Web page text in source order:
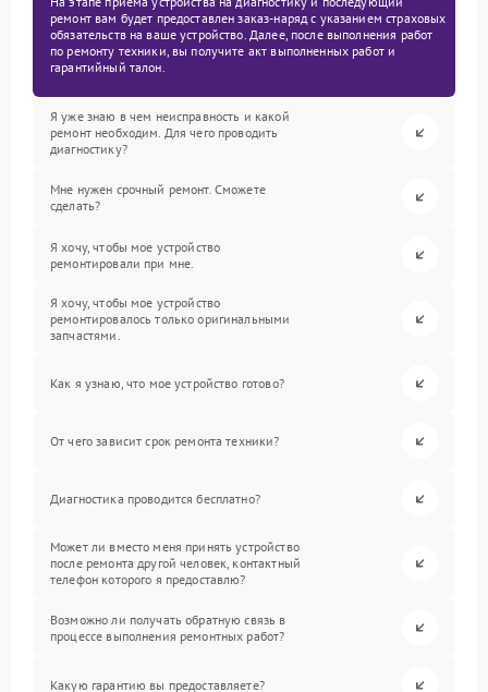
ремонт вам будет предоставлен заказ-наряд с указанием страховых
обязательств на ваше устройство. Далее, после выполнения работ
по ремонту техники, вы получите акт выполненных работ и
гарантийный талон.
Я уже знаю в чем неисправность и какой
ремонт необходим. Для чего проводить
диагностику?
Мне нужен срочный ремонт. Сможете
сделать?
Я хочу, чтобы мое устройство
ремонтировали при мне.
Я хочу, чтобы мое устройство
ремонтировалось только оригинальными
запчастями.
Как я узнаю, что мое устройство готово?
От чего зависит срок ремонта техники?
Диагностика проводится бесплатно?
Может ли вместо меня принять устройство
после ремонта другой человек, контактный
телефон которого я предоставлю?
Возможно ли получать обратную связь в
процессе выполнения ремонтных работ?
Какую гарантию вы предоставляете?